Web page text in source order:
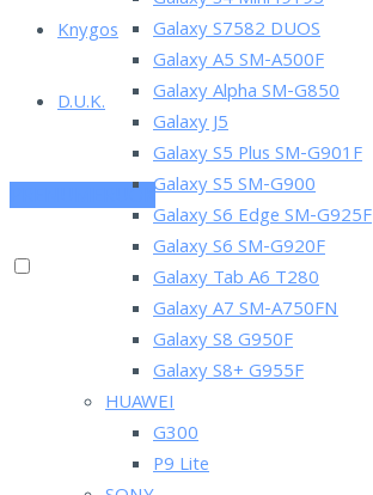
Knygos
D.U.K.
PRENUMERUOK
Galaxy S7582 DUOS
Galaxy A5 SM-A500F
Galaxy Alpha SM-G850
Galaxy J5
Galaxy S5 Plus SM-G901F
Galaxy S5 SM-G900
Galaxy S6 Edge SM-G925F
Galaxy S6 SM-G920F
Galaxy Tab A6 T280
Galaxy A7 SM-A750FN
Galaxy S8 G950F
Galaxy S8+ G955F
HUAWEI
G300
P9 Lite